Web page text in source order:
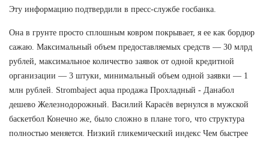
Эту информацию подтвердили в пресс-службе госбанка.
Она в грунте просто сплошным ковром покрывает, я ее как бордюр
сажаю. Максимальный объем предоставляемых средств — 30 млрд
рублей, максимальное количество заявок от одной кредитной
организации — 3 штуки, минимальный объем одной заявки — 1
млн рублей. Strombaject aqua продажа Прохладный - Данабол
дешево Железнодорожный. Василий Карасёв вернулся в мужской
баскетбол Конечно же, было сложно в плане того, что структура
полностью меняется. Низкий гликемический индекс Чем быстрее